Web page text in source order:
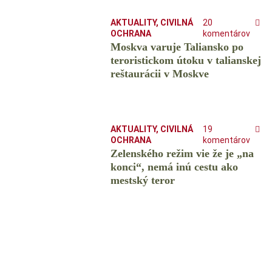
AKTUALITY, CIVILNÁ
OCHRANA
20
komentárov
Moskva varuje Taliansko po
teroristickom útoku v talianskej
reštaurácii v Moskve
AKTUALITY, CIVILNÁ
OCHRANA
19
komentárov
Zelenského režim vie že je „na
konci“, nemá inú cestu ako
mestský teror